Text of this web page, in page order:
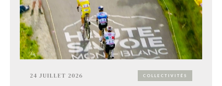
24 JUILLET 2026 COLLECTIVITÉS